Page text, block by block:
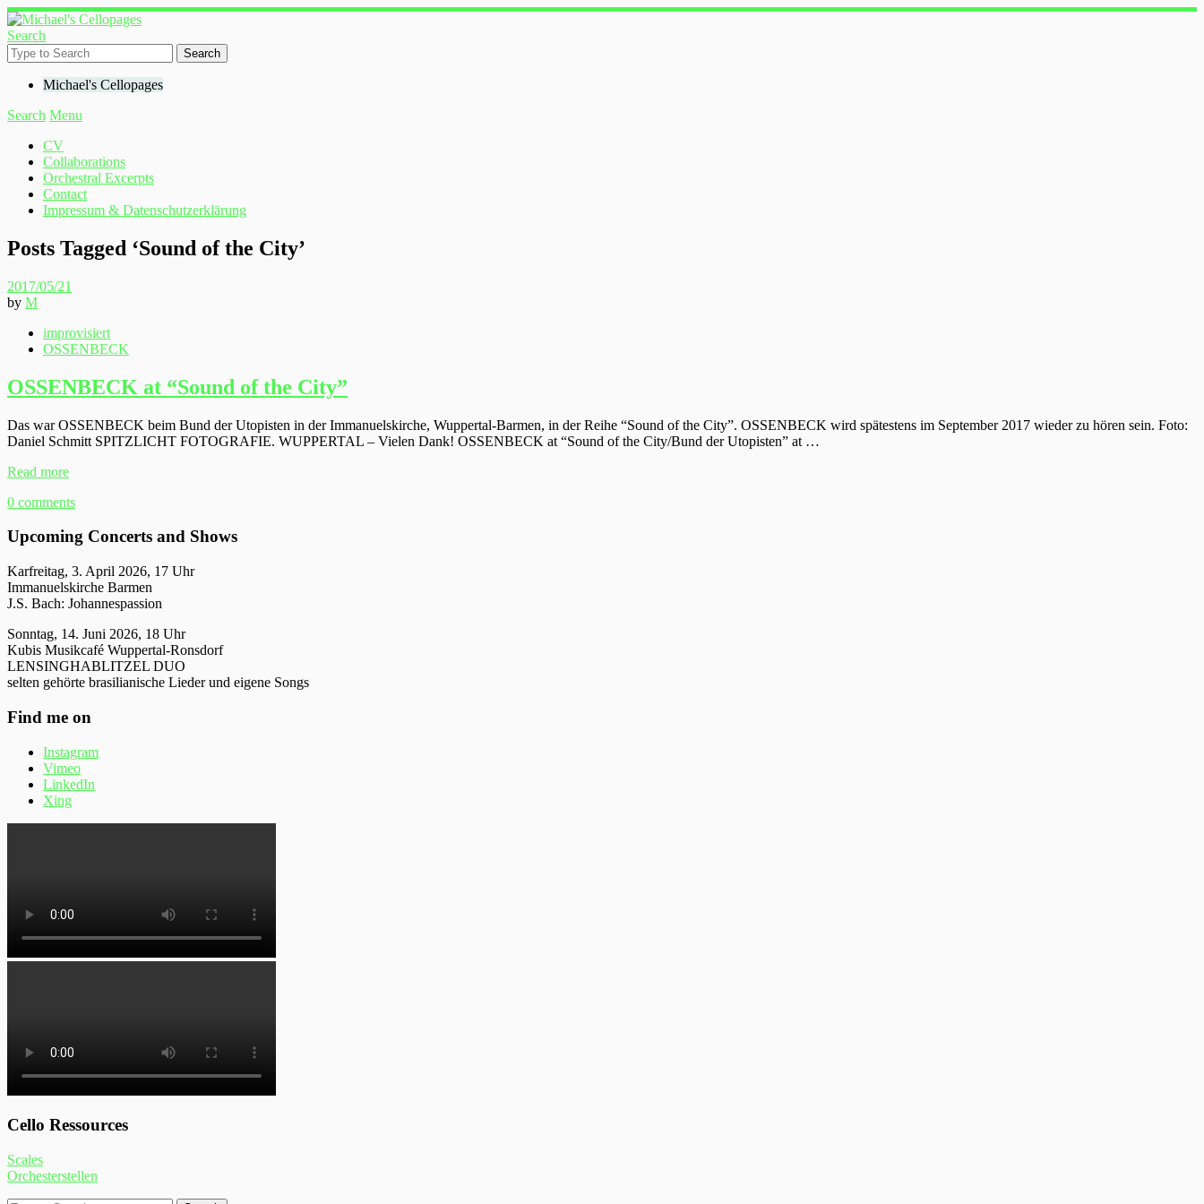
Search
Michael's Cellopages
Search Menu
CV
Collaborations
Orchestral Excerpts
Contact
Impressum & Datenschutzerklärung
Posts Tagged ‘Sound of the City’
2017/05/21
by M
improvisiert
OSSENBECK
OSSENBECK at “Sound of the City”
Das war OSSENBECK beim Bund der Utopisten in der Immanuelskirche, Wuppertal-Barmen, in der Reihe “Sound of the City”. OSSENBECK wird spätestens im September 2017 wieder zu hören sein. Foto:
Daniel Schmitt SPITZLICHT FOTOGRAFIE. WUPPERTAL – Vielen Dank! OSSENBECK at “Sound of the City/Bund der Utopisten” at …
Read more
0 comments
Upcoming Concerts and Shows
Karfreitag, 3. April 2026, 17 Uhr
Immanuelskirche Barmen
J.S. Bach: Johannespassion
Sonntag, 14. Juni 2026, 18 Uhr
Kubis Musikcafé Wuppertal-Ronsdorf
LENSINGHABLITZEL DUO
selten gehörte brasilianische Lieder und eigene Songs
Find me on
Instagram
Vimeo
LinkedIn
Xing
Cello Ressources
Scales
Orchesterstellen